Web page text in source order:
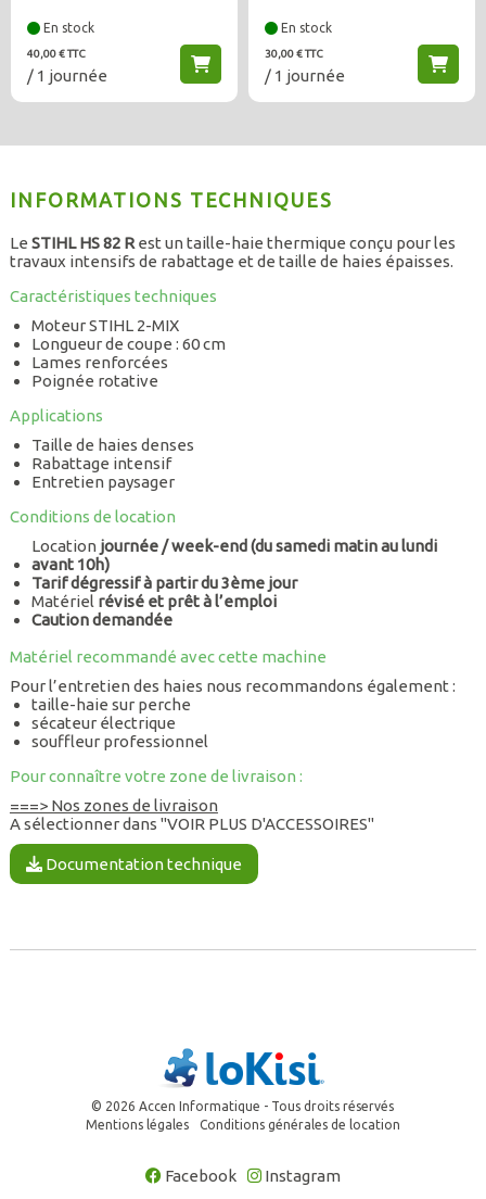
En stock
40,00 € TTC
/ 1 journée
En stock
30,00 € TTC
/ 1 journée
INFORMATIONS TECHNIQUES
Le STIHL HS 82 Rest un taille-haie thermique conçu pour les
travaux intensifs de rabattage et de taille de haies épaisses.
Caractéristiques techniques
Moteur STIHL 2-MIX
Longueur de coupe : 60 cm
Lames renforcées
Poignée rotative
Applications
Taille de haies denses
Rabattage intensif
Entretien paysager
Conditions de location
Location journée / week-end (du samedi matin au lundi
avant 10h)
Tarif dégressif à partir du 3ème jour
Matériel révisé et prêt à l’emploi
Caution demandée
Matériel recommandé avec cette machine
Pour l’entretien des haies nous recommandons également :
taille-haie sur perche
sécateur électrique
souffleur professionnel
Pour connaître votre zone de livraison :
===> Nos zones de livraison
A sélectionner dans "VOIR PLUS D'ACCESSOIRES"
Documentation technique
© 2026 Accen Informatique - Tous droits réservés
Mentions légales
Conditions générales de location
Facebook Instagram